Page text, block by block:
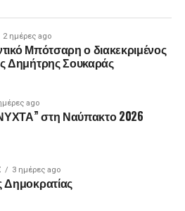
2 ημέρες ago
Μπότσαρη ο διακεκριμένος
Δημήτρης Σουκαράς
ago
στη Ναύπακτο 2026
3 ημέρες ago
Δημοκρατίας